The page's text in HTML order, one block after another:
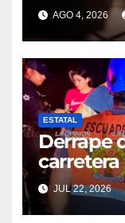
AGO 4, 2026
ESTATAL
Derrape
carretera
reaviva
de
JUL 22, 2026